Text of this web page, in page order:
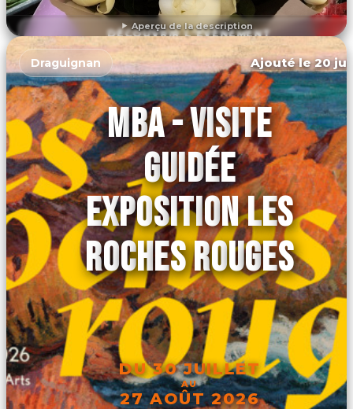
Aperçu de la description
DÉCOUVRIR L'ÉVÉNEMENT
Draguignan Ajouté le 20
MBA - VISITE
GUIDÉE
EXPOSITION LES
ROCHES ROUGES
DU 30 JUILLET
AU
27 AOÛT 2026